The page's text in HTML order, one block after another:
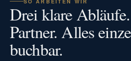
Drei klare
Partner. Alles
buchbar.